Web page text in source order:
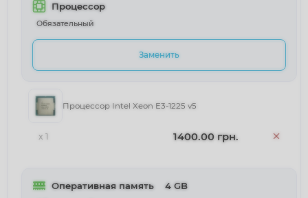
Процессор
Обязательный
Заменить
Процессор Intel Xeon E3-1225 v5
x 1 1400.00 грн.
Оперативная память
	4 GB